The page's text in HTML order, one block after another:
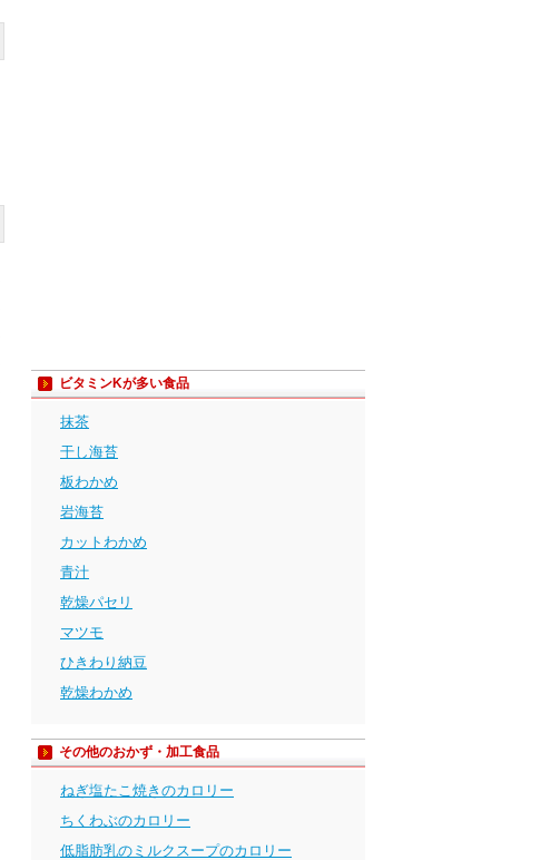
ビタミンKが多い食品
抹茶
干し海苔
板わかめ
岩海苔
カットわかめ
青汁
乾燥パセリ
マツモ
ひきわり納豆
乾燥わかめ
その他のおかず・加工食品
ねぎ塩たこ焼きのカロリー
ちくわぶのカロリー
低脂肪乳のミルクスープのカロリー